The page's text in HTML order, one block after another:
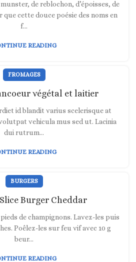
de reblochon, d’époisses, de
cette douce poésie des noms en
f...
READING
FROMAGES
végétal et laitier
id blandit varius scelerisque at
vehicula mus sed ut. Lacinia
dui rutrum…
READING
BURGERS
Burger Cheddar
de champignons. Lavez-les puis
Poêlez-les sur feu vif avec 10 g
beur...
READING